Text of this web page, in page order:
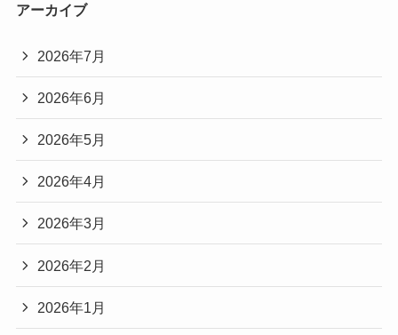
アーカイブ
2026年7月
2026年6月
2026年5月
2026年4月
2026年3月
2026年2月
2026年1月